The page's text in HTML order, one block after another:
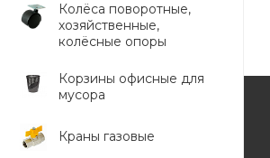
Колёса поворотные,
хозяйственные,
колёсные опоры
Корзины офисные для
мусора
Краны газовые